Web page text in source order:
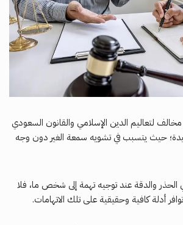
لتعاليم الدين الإسلامي والقانون السعودي
حيث يتسبب في تشويه سمعة الغير دون وجه
والدقة عند توجيه تهمة إلى شخص ما، فلا
أدلة كافية وحقيقية على تلك الاتهامات.